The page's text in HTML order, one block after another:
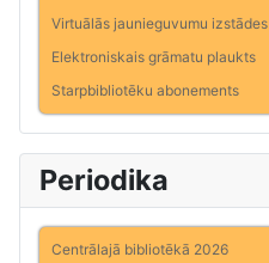
Virtuālās jaunieguvumu izstādes
Elektroniskais grāmatu plaukts
Starpbibliotēku abonements
Periodika
Centrālajā bibliotēkā 2026